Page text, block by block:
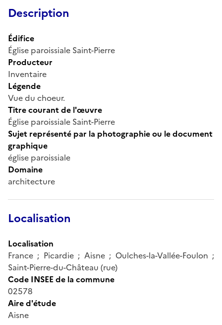
Description
Édifice
Église paroissiale Saint-Pierre
Producteur
Inventaire
Légende
Vue du choeur.
Titre courant de l'œuvre
Église paroissiale Saint-Pierre
Sujet représenté par la photographie ou le document
graphique
église paroissiale
Domaine
architecture
Localisation
Localisation
France ; Picardie ; Aisne ; Oulches-la-Vallée-Foulon ;
Saint-Pierre-du-Château (rue)
Code INSEE de la commune
02578
Aire d'étude
Aisne